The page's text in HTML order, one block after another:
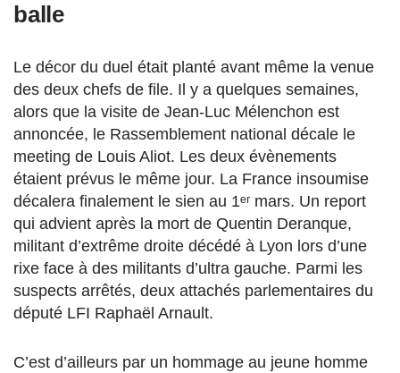
balle
Le décor du duel était planté avant même la venue
des deux chefs de file. Il y a quelques semaines,
alors que la visite de Jean-Luc Mélenchon est
annoncée, le Rassemblement national décale le
meeting de Louis Aliot. Les deux évènements
étaient prévus le même jour. La France insoumise
décalera finalement le sien au 1ᵉʳ mars. Un report
qui advient après la mort de Quentin Deranque,
militant d’extrême droite décédé à Lyon lors d’une
rixe face à des militants d’ultra gauche. Parmi les
suspects arrêtés, deux attachés parlementaires du
député LFI Raphaël Arnault.
C’est d’ailleurs par un hommage au jeune homme